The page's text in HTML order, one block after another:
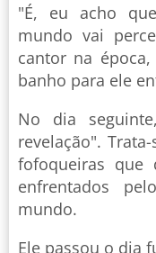
"É, eu acho
mundo vai
cantor na
banho para ele
No dia
revelação".
fofoqueiras que
enfrentados
mundo.
Ele passou o dia